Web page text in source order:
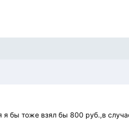
я бы тоже взял бы 800 руб.,в